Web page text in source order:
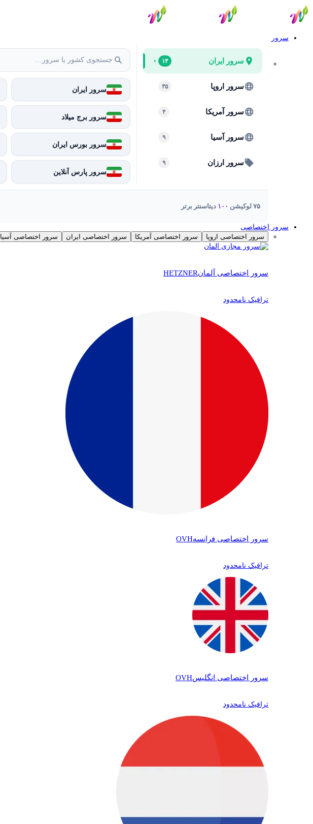
سرور
سرور ایران ۱۴
سرور اروپا ۳۵
سرور آمریکا ۴
سرور آسیا ۹
سرور ارزان ۹
سرور ایران
سرور برج میلاد
سرور بورس ایران
سرور پارس آنلاین
۷۵ لوکیشن ۱۰۰ دیتاسنتر برتر
سرور اختصاصی
سرور اختصاصی اروپا
سرور اختصاصی آمریکا سرور اختصاصی ایران سرور اختصاصی آسیا
سرور اختصاصی آلمانHETZNER
ترافیک نامحدود
سرور اختصاصی فرانسهOVH
ترافیک نامحدود
سرور اختصاصی انگلیسOVH
ترافیک نامحدود